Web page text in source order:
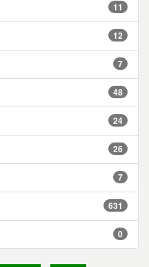
11
12
7
48
24
26
7
631
0